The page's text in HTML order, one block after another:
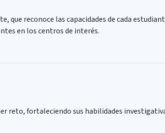
reconoce las capacidades de cada
en los centros de interés.
reto, fortaleciendo sus habilidades